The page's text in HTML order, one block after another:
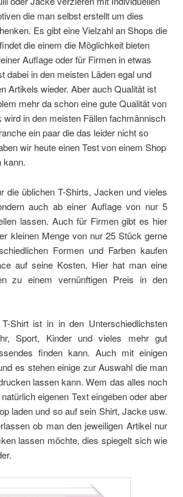
die man selbst erstellt um dies
Es gibt eine Vielzahl an Shops die
die einem die Möglichkeit bieten
Auflage oder für Firmen in etwas
in den meisten Läden egal und
Artikels wieder. Aber auch Qualität ist
mehr da schon eine gute Qualität von
in den meisten Fällen fachmännisch
ein paar die das leider nicht so
wir heute einen Test von einem Shop
kann.
die üblichen T-Shirts, Jacken und vieles
auch ab einer Auflage von nur 5
lassen. Auch für Firmen gibt es hier
kleinen Menge von nur 25 Stück gerne
Formen und Farben kaufen
auf seine Kosten. Hier hat man eine
zu einem vernünftigen Preis in den
Shirt ist in in den Unterschiedlichsten
Sport, Kinder und vieles mehr gut
finden kann. Auch mit einigen
es stehen einige zur Auswahl die man
lassen kann. Wem das alles noch
eigenen Text eingeben oder aber
laden und so auf sein Shirt, Jacke usw.
ob man den jeweiligen Artikel nur
lassen möchte, dies spiegelt sich wie